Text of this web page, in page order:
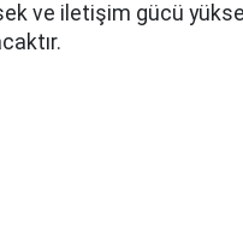
ve iletişim gücü